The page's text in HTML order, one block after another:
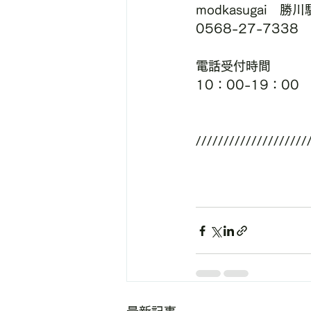
modkasugai　勝川
0568-27-7338
電話受付時間
10：00-19：00